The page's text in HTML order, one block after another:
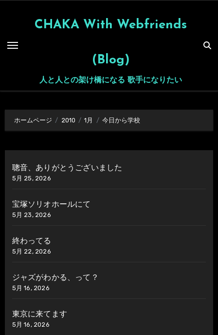
CHAKA With Webfriends
(Blog)
人と人との架け橋になる 歌手になりたい
ホームページ 2010 1月 今日から学校
聰音、ありがとうございました
5月 25, 2026
宝塚ソリオホールにて
5月 23, 2026
終わってる
5月 22, 2026
ジャズがわかる、って？
5月 16, 2026
東京に来てます
5月 16, 2026